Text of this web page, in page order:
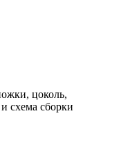
цоколь,
схема сборки